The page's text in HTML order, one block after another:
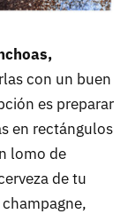
con un buen
es preparar
en rectángulos
lomo de
de tu